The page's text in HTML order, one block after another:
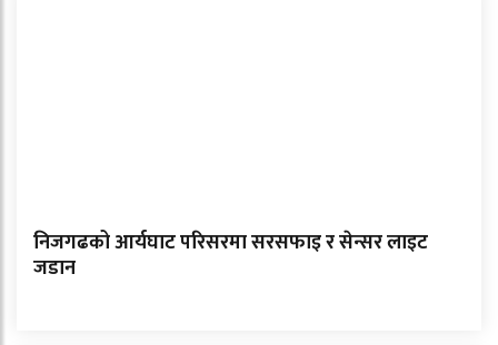
निजगढको आर्यघाट परिसरमा सरसफाइ र सेन्सर लाइट
जडान